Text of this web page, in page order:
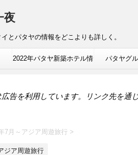
夜
とパタヤの情報をどこよりも詳しく。
2022年パタヤ新築ホテル情 パタヤグ
広告を利用しています。リンク先を通
7月～アジア周遊旅行 >
ジア周遊旅行